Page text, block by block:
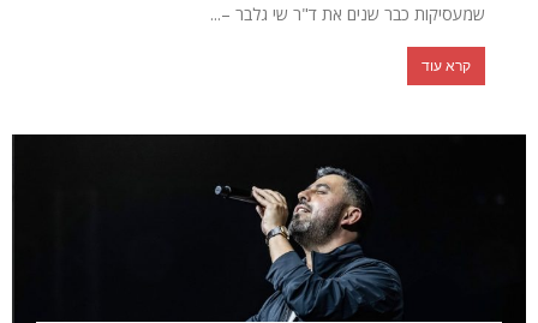
שמעסיקות כבר שנים את ד"ר שי גלבר –...
קרא עוד